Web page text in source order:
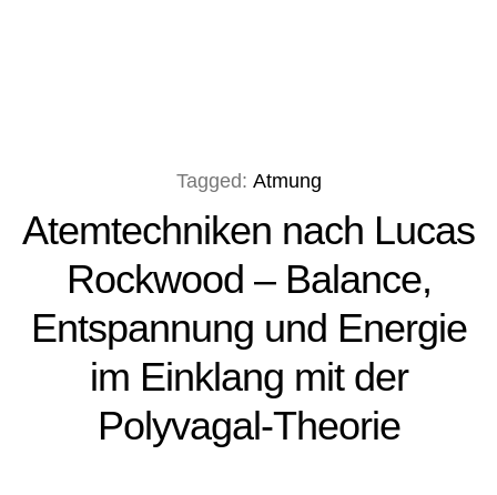
Tagged: Atmung
Atemtechniken nach Lucas
Rockwood – Balance,
Entspannung und Energie
im Einklang mit der
Polyvagal-Theorie